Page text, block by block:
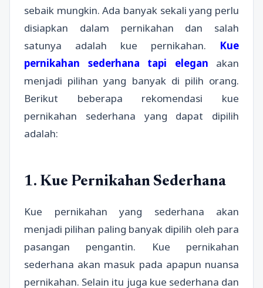
sebaik mungkin. Ada banyak sekali yang perlu
disiapkan dalam pernikahan dan salah
satunya adalah kue pernikahan. Kue
pernikahan sederhana tapi elegan akan
menjadi pilihan yang banyak di pilih orang.
Berikut beberapa rekomendasi kue
pernikahan sederhana yang dapat dipilih
adalah:
1. Kue Pernikahan Sederhana
Kue pernikahan yang sederhana akan
menjadi pilihan paling banyak dipilih oleh para
pasangan pengantin. Kue pernikahan
sederhana akan masuk pada apapun nuansa
pernikahan. Selain itu juga kue sederhana dan